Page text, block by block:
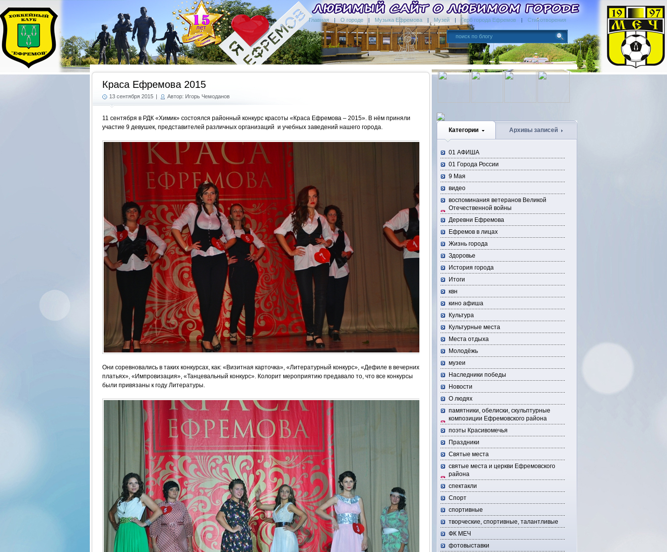
Главная О городе Музыка Ефремова Музей Герб города Ефремов Стихотворения
Краса Ефремова 2015
13 сентября 2015 | Автор: Игорь Чемоданов
11 сентября в РДК «Химик» состоялся районный конкурс красоты «Краса Ефремова – 2015». В нём приняли
участие 9 девушек, представителей различных организаций и учебных заведений нашего города.
Они соревновались в таких конкурсах, как: «Визитная карточка», «Литературный конкурс», «Дефиле в вечерних
платьях», «Импровизация», «Танцевальный конкурс». Колорит мероприятию предавало то, что все конкурсы
были привязаны к году Литературы.
Категории Архивы записей
01 АФИША
01 Города России
9 Мая
видео
воспоминания ветеранов Великой
Отечественной войны
Деревни Ефремова
Ефремов в лицах
Жизнь города
Здоровье
История города
Итоги
квн
кино афиша
Культура
Культурные места
Места отдыха
Молодёжь
музеи
Наследники победы
Новости
О людях
памятники, обелиски, скульптурные
композиции Ефремовского района
поэты Красивомечья
Праздники
Святые места
святые места и церкви Ефремовского
района
спектакли
Спорт
спортивные
творческие, спортивные, талантливые
ФК МЕЧ
фотовыставки